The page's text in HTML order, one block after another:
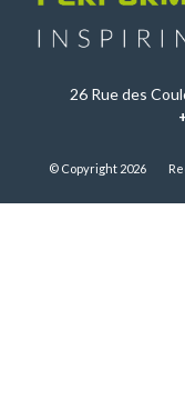
26 Rue des
© Copyright 2026